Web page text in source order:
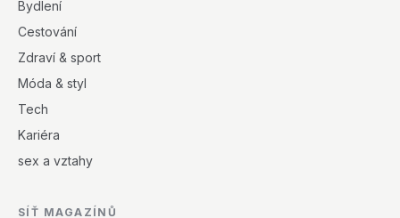
Bydlení
Cestování
Zdraví & sport
Móda & styl
Tech
Kariéra
sex a vztahy
SÍŤ MAGAZÍNŮ